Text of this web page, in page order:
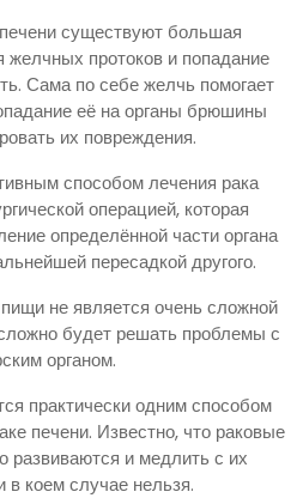
печени существуют большая
желчных протоков и попадание
Сама по себе желчь помогает
её на органы брюшины
их повреждения.
способом лечения рака
операцией, которая
определённой части органа
пересадкой другого.
не является очень сложной
будет решать проблемы с
органом.
практически одним способом
печени. Известно, что раковые
развиваются и медлить с их
в коем случае нельзя.